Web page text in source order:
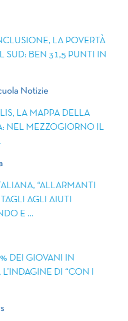
LA POVERTÀ
SUD: BEN 31,5 PUNTI IN
Notizie
LA MAPPA DELLA
NEL MEZZOGIORNO IL
“ALLARMANTI
AGLI AIUTI
E …
DEI GIOVANI IN
DI “CON I